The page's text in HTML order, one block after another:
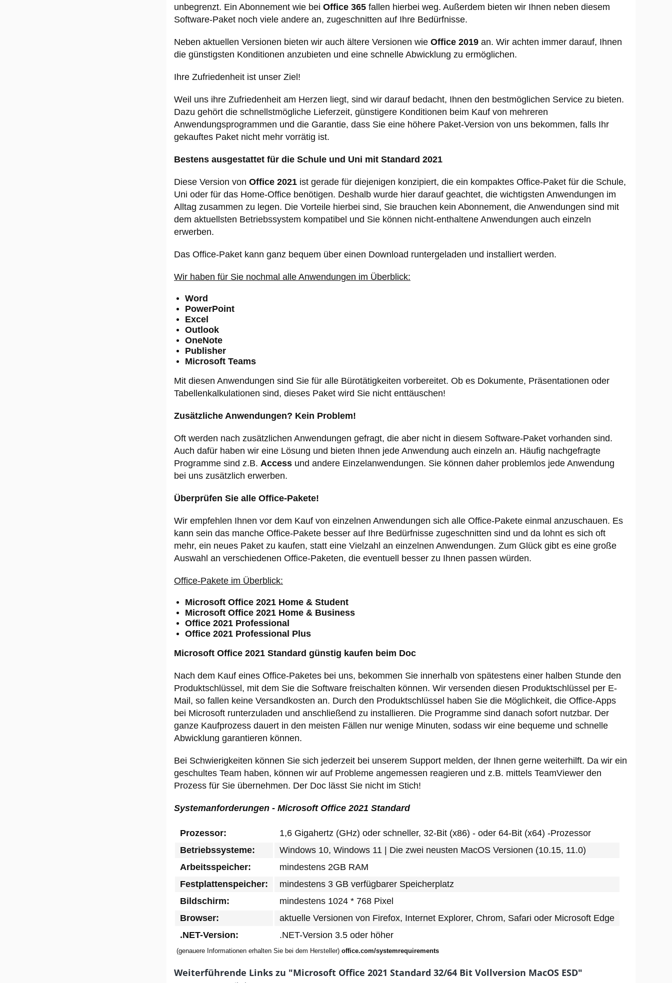
unbegrenzt. Ein Abonnement wie bei Office 365 fallen hierbei weg. Außerdem bieten wir Ihnen neben diesem
Software-Paket noch viele andere an, zugeschnitten auf Ihre Bedürfnisse.
Neben aktuellen Versionen bieten wir auch ältere Versionen wie Office 2019 an. Wir achten immer darauf, Ihnen
die günstigsten Konditionen anzubieten und eine schnelle Abwicklung zu ermöglichen.
Ihre Zufriedenheit ist unser Ziel!
Weil uns ihre Zufriedenheit am Herzen liegt, sind wir darauf bedacht, Ihnen den bestmöglichen Service zu bieten.
Dazu gehört die schnellstmögliche Lieferzeit, günstigere Konditionen beim Kauf von mehreren
Anwendungsprogrammen und die Garantie, dass Sie eine höhere Paket-Version von uns bekommen, falls Ihr
gekauftes Paket nicht mehr vorrätig ist.
Bestens ausgestattet für die Schule und Uni mit Standard 2021
Diese Version von Office 2021 ist gerade für diejenigen konzipiert, die ein kompaktes Office-Paket für die Schule,
Uni oder für das Home-Office benötigen. Deshalb wurde hier darauf geachtet, die wichtigsten Anwendungen im
Alltag zusammen zu legen. Die Vorteile hierbei sind, Sie brauchen kein Abonnement, die Anwendungen sind mit
dem aktuellsten Betriebssystem kompatibel und Sie können nicht-enthaltene Anwendungen auch einzeln
erwerben.
Das Office-Paket kann ganz bequem über einen Download runtergeladen und installiert werden.
Wir haben für Sie nochmal alle Anwendungen im Überblick:
Word
PowerPoint
Excel
Outlook
OneNote
Publisher
Microsoft Teams
Mit diesen Anwendungen sind Sie für alle Bürotätigkeiten vorbereitet. Ob es Dokumente, Präsentationen oder
Tabellenkalkulationen sind, dieses Paket wird Sie nicht enttäuschen!
Zusätzliche Anwendungen? Kein Problem!
Oft werden nach zusätzlichen Anwendungen gefragt, die aber nicht in diesem Software-Paket vorhanden sind.
Auch dafür haben wir eine Lösung und bieten Ihnen jede Anwendung auch einzeln an. Häufig nachgefragte
Programme sind z.B. Access und andere Einzelanwendungen. Sie können daher problemlos jede Anwendung
bei uns zusätzlich erwerben.
Überprüfen Sie alle Office-Pakete!
Wir empfehlen Ihnen vor dem Kauf von einzelnen Anwendungen sich alle Office-Pakete einmal anzuschauen. Es
kann sein das manche Office-Pakete besser auf Ihre Bedürfnisse zugeschnitten sind und da lohnt es sich oft
mehr, ein neues Paket zu kaufen, statt eine Vielzahl an einzelnen Anwendungen. Zum Glück gibt es eine große
Auswahl an verschiedenen Office-Paketen, die eventuell besser zu Ihnen passen würden.
Office-Pakete im Überblick:
Microsoft Office 2021 Home & Student
Microsoft Office 2021 Home & Business
Office 2021 Professional
Office 2021 Professional Plus
Microsoft Office 2021 Standard günstig kaufen beim Doc
Nach dem Kauf eines Office-Paketes bei uns, bekommen Sie innerhalb von spätestens einer halben Stunde den
Produktschlüssel, mit dem Sie die Software freischalten können. Wir versenden diesen Produktschlüssel per E-
Mail, so fallen keine Versandkosten an. Durch den Produktschlüssel haben Sie die Möglichkeit, die Office-Apps
bei Microsoft runterzuladen und anschließend zu installieren. Die Programme sind danach sofort nutzbar. Der
ganze Kaufprozess dauert in den meisten Fällen nur wenige Minuten, sodass wir eine bequeme und schnelle
Abwicklung garantieren können.
Bei Schwierigkeiten können Sie sich jederzeit bei unserem Support melden, der Ihnen gerne weiterhilft. Da wir ein
geschultes Team haben, können wir auf Probleme angemessen reagieren und z.B. mittels TeamViewer den
Prozess für Sie übernehmen. Der Doc lässt Sie nicht im Stich!
Systemanforderungen - Microsoft Office 2021 Standard
Prozessor:
1,6 Gigahertz (GHz) oder schneller, 32-Bit (x86) - oder 64-Bit (x64) -Prozessor
Betriebssysteme:
Windows 10, Windows 11 | Die zwei neusten MacOS Versionen (10.15, 11.0)
Arbeitsspeicher:
mindestens 2GB RAM
Festplattenspeicher:
mindestens 3 GB verfügbarer Speicherplatz
Bildschirm:
mindestens 1024 * 768 Pixel
Browser:
aktuelle Versionen von Firefox, Internet Explorer, Chrom, Safari oder Microsoft Edge
.NET-Version:
.NET-Version 3.5 oder höher
(genauere Informationen erhalten Sie bei dem Hersteller) office.com/systemrequirements
Weiterführende Links zu "Microsoft Office 2021 Standard 32/64 Bit Vollversion MacOS ESD"